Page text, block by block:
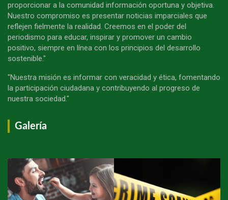
proporcionar a la comunidad información oportuna y objetiva.
Nuestro compromiso es presentar noticias imparciales que
reflejen fielmente la realidad. Creemos en el poder del
periodismo para educar, inspirar y promover un cambio
positivo, siempre en línea con los principios del desarrollo
sostenible."
"Nuestra misión es informar con veracidad y ética, fomentando
la participación ciudadana y contribuyendo al progreso de
nuestra sociedad."
Galería